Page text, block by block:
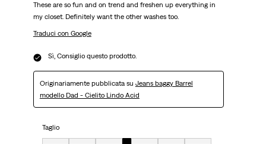
These are so fun and on trend and freshen up everything in
my closet. Definitely want the other washes too.
Traduci con Google
Sì, Consiglio questo prodotto.
Originariamente pubblicata su Jeans baggy Barrel
modello Dad - Cielito Lindo Acid
Taglio